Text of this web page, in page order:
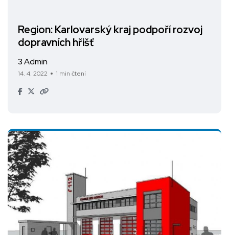
Region: Karlovarský kraj podpoří rozvoj
dopravních hřišť
3 Admin
14. 4. 2022 1 min čtení